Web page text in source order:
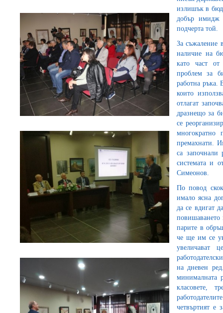
излишък в
добър имидж
подчерта той.
За съжаление
наличие на
като част
проблем за
работна ръка.
които
отлагат
дразнещо за
се
премахнати.
са започнали
системата и
Симеонов.
По повод
имало ясна
да се вдигат
парите в
че ще им се
увеличават
на дневен
минималната
класовете,
четвъртият е